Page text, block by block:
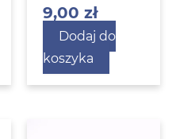
9,00 zł
Dodaj do
koszyka